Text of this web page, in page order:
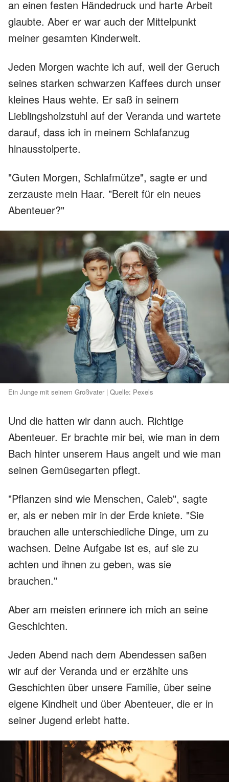
an einen festen Händedruck und harte Arbeit
glaubte. Aber er war auch der Mittelpunkt
meiner gesamten Kinderwelt.
Jeden Morgen wachte ich auf, weil der Geruch
seines starken schwarzen Kaffees durch unser
kleines Haus wehte. Er saß in seinem
Lieblingsholzstuhl auf der Veranda und wartete
darauf, dass ich in meinem Schlafanzug
hinausstolperte.
"Guten Morgen, Schlafmütze", sagte er und
zerzauste mein Haar. "Bereit für ein neues
Abenteuer?"
Ein Junge mit seinem Großvater | Quelle: Pexels
Und die hatten wir dann auch. Richtige
Abenteuer. Er brachte mir bei, wie man in dem
Bach hinter unserem Haus angelt und wie man
seinen Gemüsegarten pflegt.
"Pflanzen sind wie Menschen, Caleb", sagte
er, als er neben mir in der Erde kniete. "Sie
brauchen alle unterschiedliche Dinge, um zu
wachsen. Deine Aufgabe ist es, auf sie zu
achten und ihnen zu geben, was sie
brauchen."
Aber am meisten erinnere ich mich an seine
Geschichten.
Jeden Abend nach dem Abendessen saßen
wir auf der Veranda und er erzählte uns
Geschichten über unsere Familie, über seine
eigene Kindheit und über Abenteuer, die er in
seiner Jugend erlebt hatte.